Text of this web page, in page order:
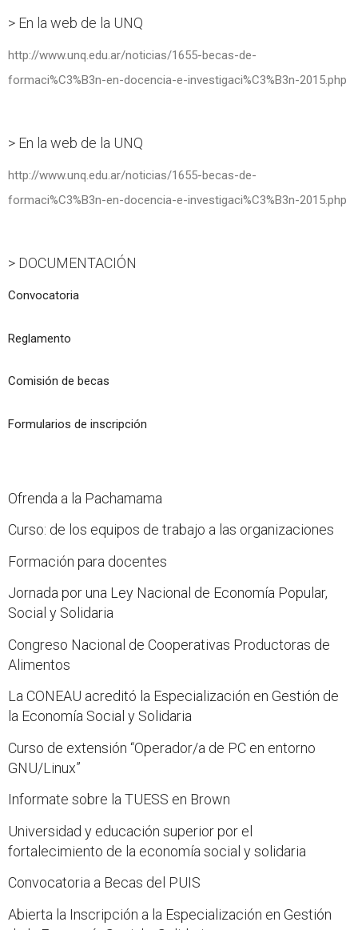
> En la web de la UNQ
http://www.unq.edu.ar/noticias/1655-becas-de-
formaci%C3%B3n-en-docencia-e-investigaci%C3%B3n-2015.php
> En la web de la UNQ
http://www.unq.edu.ar/noticias/1655-becas-de-
formaci%C3%B3n-en-docencia-e-investigaci%C3%B3n-2015.php
> DOCUMENTACIÓN
Convocatoria
Reglamento
Comisión de becas
Formularios de inscripción
Ofrenda a la Pachamama
Curso: de los equipos de trabajo a las organizaciones
Formación para docentes
Jornada por una Ley Nacional de Economía Popular,
Social y Solidaria
Congreso Nacional de Cooperativas Productoras de
Alimentos
La CONEAU acreditó la Especialización en Gestión de
la Economía Social y Solidaria
Curso de extensión “Operador/a de PC en entorno
GNU/Linux”
Informate sobre la TUESS en Brown
Universidad y educación superior por el
fortalecimiento de la economía social y solidaria
Convocatoria a Becas del PUIS
Abierta la Inscripción a la Especialización en Gestión